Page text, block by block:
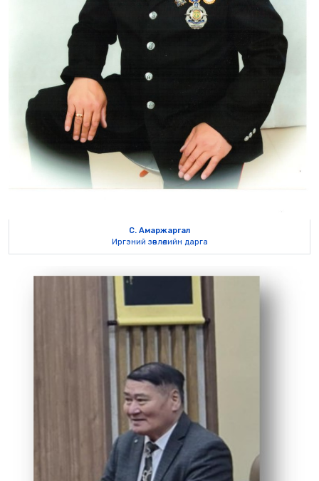
С. Амаржаргал
Иргэний зөвлөлийн дарга